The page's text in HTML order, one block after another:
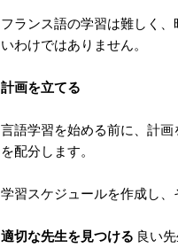
フランス語の学習は難しく
いわけではありません。
計画を立てる
言語学習を始める前に、計
を配分します。
学習スケジュールを作成し、
適切な先生を見つける 良い